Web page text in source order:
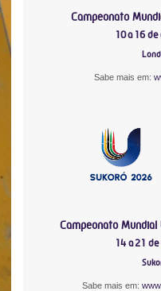
Campeonato
10 a 16
Sabe mais em:
Campeonato Mundial
14 a 21
Sabe mais em: